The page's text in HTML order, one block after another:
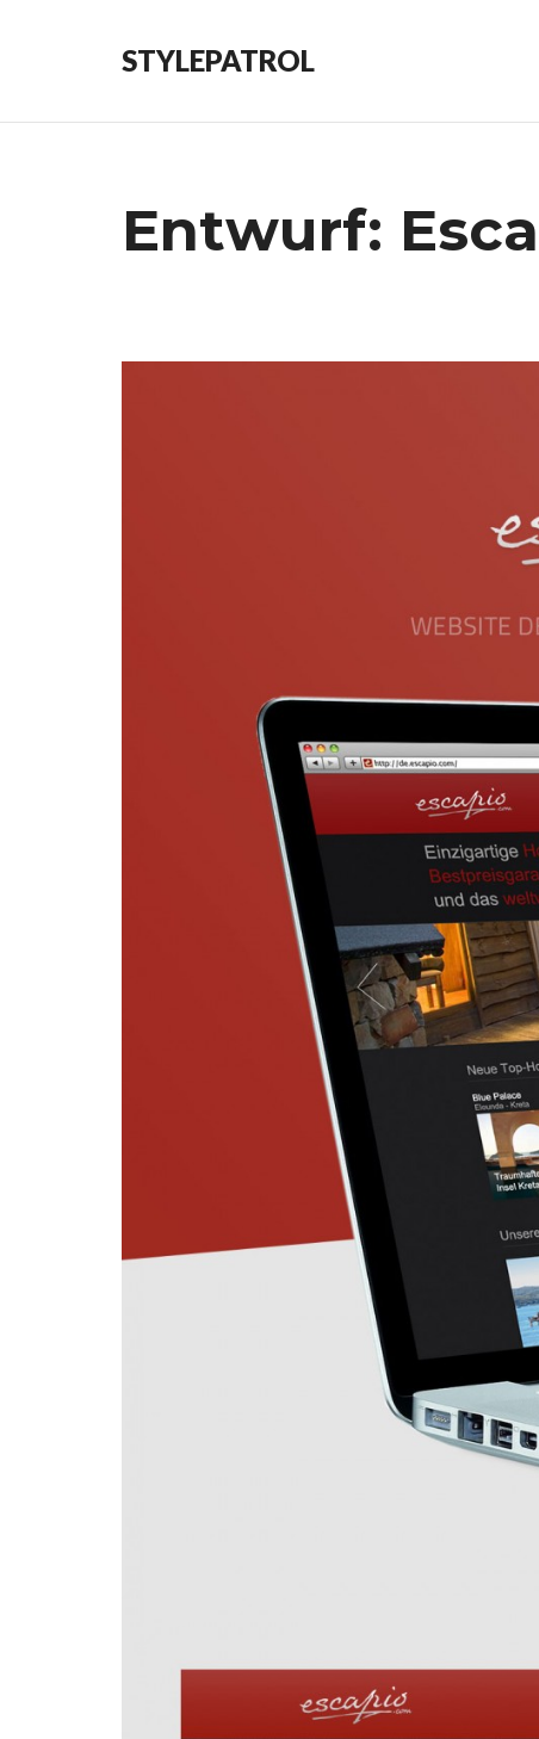
STYLEPATROL
Entwurf: